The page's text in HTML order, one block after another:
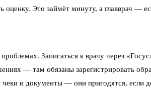
оценку. Это займёт минуту, а главврач
Записаться к врачу через
— там обязаны зарегистрировать
и документы — они пригодятся, если